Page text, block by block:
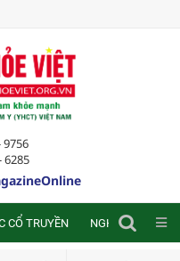
9756
6285
CỔ TRUYỀN NGHIÊN CỨU